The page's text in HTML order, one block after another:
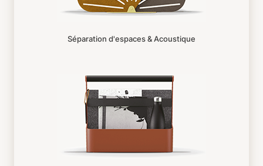
Séparation d'espaces & Acoustique